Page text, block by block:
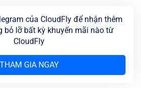
của CloudFly để nhận thêm
bỏ lỡ bất kỳ khuyến mãi nào từ
CloudFly
THAM GIA NGAY